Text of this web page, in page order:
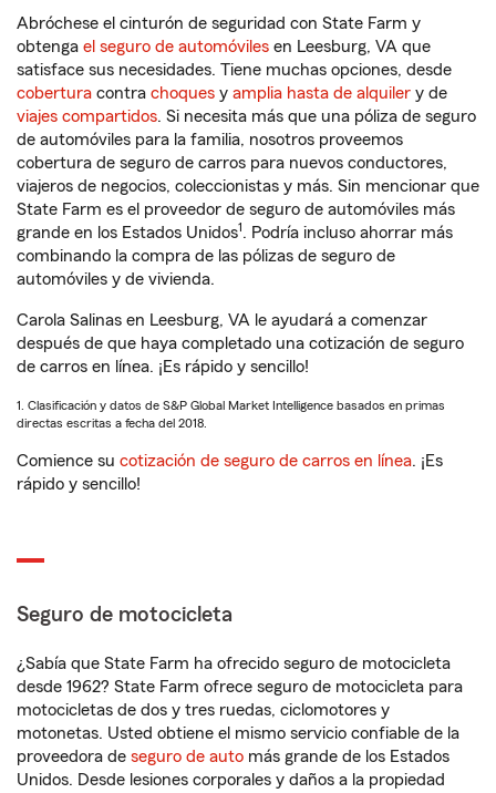
Abróchese el cinturón de seguridad con State Farm y
obtenga el seguro de automóviles en Leesburg, VA que
satisface sus necesidades. Tiene muchas opciones, desde
cobertura contra choques y amplia hasta de alquiler y de
viajes compartidos. Si necesita más que una póliza de seguro
de automóviles para la familia, nosotros proveemos
cobertura de seguro de carros para nuevos conductores,
viajeros de negocios, coleccionistas y más. Sin mencionar que
State Farm es el proveedor de seguro de automóviles más
grande en los Estados Unidos1. Podría incluso ahorrar más
combinando la compra de las pólizas de seguro de
automóviles y de vivienda.
Carola Salinas en Leesburg, VA le ayudará a comenzar
después de que haya completado una cotización de seguro
de carros en línea. ¡Es rápido y sencillo!
1. Clasificación y datos de S&P Global Market Intelligence basados en primas
directas escritas a fecha del 2018.
Comience su cotización de seguro de carros en línea. ¡Es
rápido y sencillo!
Seguro de motocicleta
¿Sabía que State Farm ha ofrecido seguro de motocicleta
desde 1962? State Farm ofrece seguro de motocicleta para
motocicletas de dos y tres ruedas, ciclomotores y
motonetas. Usted obtiene el mismo servicio confiable de la
proveedora de seguro de auto más grande de los Estados
Unidos. Desde lesiones corporales y daños a la propiedad